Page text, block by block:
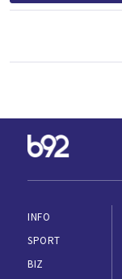
INFO
SPORT
BIZ